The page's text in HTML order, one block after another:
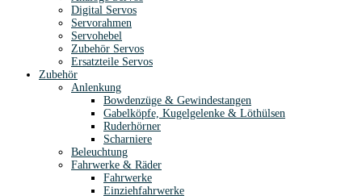
Digital Servos
Servorahmen
Servohebel
Zubehör Servos
Ersatzteile Servos
Zubehör
Anlenkung
Bowdenzüge & Gewindestangen
Gabelköpfe, Kugelgelenke & Löthülsen
Ruderhörner
Scharniere
Beleuchtung
Fahrwerke & Räder
Fahrwerke
Einziehfahrwerke